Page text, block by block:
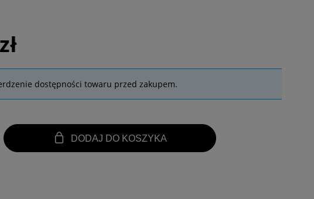
dostępności towaru przed zakupem.
DODAJ DO KOSZYKA